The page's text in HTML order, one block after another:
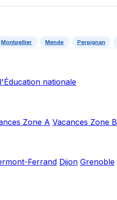
Montpellier Mende Perpignan
nationale
Zone A Vacances Zone B
Ferrand Dijon Grenoble